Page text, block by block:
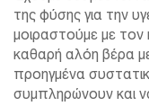
της φύσης για την
μοιραστούμε με
καθαρή αλόη βέρα
προηγμένα
συμπληρώνουν και